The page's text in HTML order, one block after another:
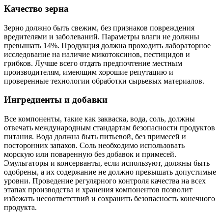
Качество зерна
Зерно должно быть свежим, без признаков повреждения
вредителями и заболеваний. Параметры влаги не должны
превышать 14%. Продукция должна проходить лабораторное
исследование на наличие микотоксинов, пестицидов и
грибков. Лучше всего отдать предпочтение местным
производителям, имеющим хорошие репутацию и
проверенные технологии обработки сырьевых материалов.
Ингредиенты и добавки
Все компоненты, такие как закваска, вода, соль, должны
отвечать международным стандартам безопасности продуктов
питания. Вода должна быть питьевой, без примесей и
посторонних запахов. Соль необходимо использовать
морскую или поваренную без добавок и примесей.
Эмульгаторы и консерванты, если используют, должны быть
одобрены, а их содержание не должно превышать допустимые
уровни. Проведение регулярного контроля качества на всех
этапах производства и хранения компонентов позволит
избежать несоответствий и сохранить безопасность конечного
продукта.